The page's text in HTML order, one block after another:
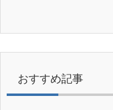
おすすめ記事